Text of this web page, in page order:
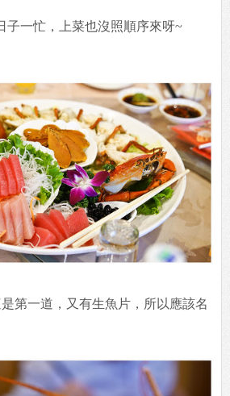
子一忙，上菜也沒照順序來呀~
第一道，又有生魚片，所以應該名